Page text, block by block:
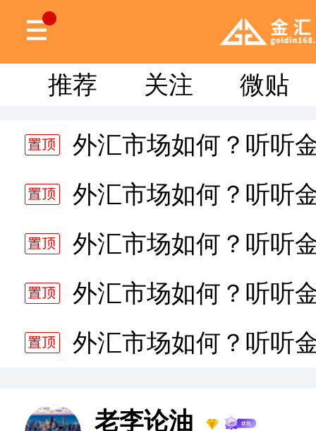
推荐 关注 微贴
外汇市场如何？听听
分析师静雅老师的分
外汇市场如何？听听
分析师静雅老师的分
外汇市场如何？听听
分析师静雅老师的分
外汇市场如何？听听
分析师静雅老师的分
外汇市场如何？听听
老李论油